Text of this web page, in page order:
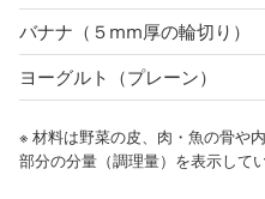
バナナ（５mm厚の輪切り）
ヨーグルト（プレーン）
※ 材料は野菜の皮、肉・魚の骨や
部分の分量（調理量）を表示してい